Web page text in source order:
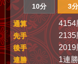
10分 3分
通算 4154
先手 2135
後手 2019
連勝 1連